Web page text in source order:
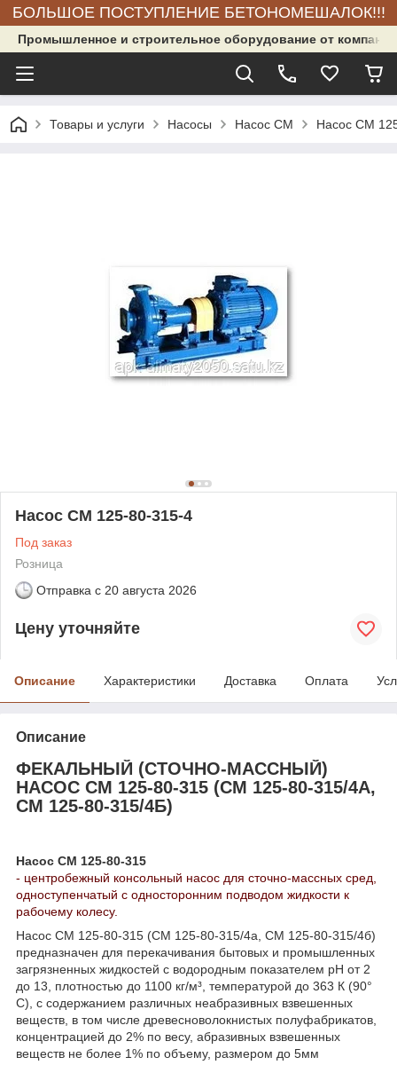
БОЛЬШОЕ ПОСТУПЛЕНИЕ БЕТОНОМЕШАЛОК!!!
Промышленное и строительное оборудование от
Товары и услуги Насосы Насос СМ Насос СМ
Насос СМ 125-80-315-4
Под заказ
Розница
Отправка с 20 августа 2026
Цену уточняйте
Описание Характеристики Доставка Оплата
Описание
ФЕКАЛЬНЫЙ (СТОЧНО-МАССНЫЙ)
НАСОС СМ 125-80-315 (СМ 125-80-315/4А,
СМ 125-80-315/4Б)
Насос СМ 125-80-315
- центробежный консольный насос для сточно-массных сред,
одноступенчатый с односторонним подводом жидкости к
рабочему колесу.
Насос СМ 125-80-315 (СМ 125-80-315/4а, СМ 125-80-315/4б)
предназначен для перекачивания бытовых и промышленных
загрязненных жидкостей с водородным показателем рН от 2
до 13, плотностью до 1100 кг/м³, температурой до 363 К (90°
С), с содержанием различных неабразивных взвешенных
веществ, в том числе древесноволокнистых полуфабрикатов,
концентрацией до 2% по весу, абразивных взвешенных
веществ не более 1% по объему, размером до 5мм